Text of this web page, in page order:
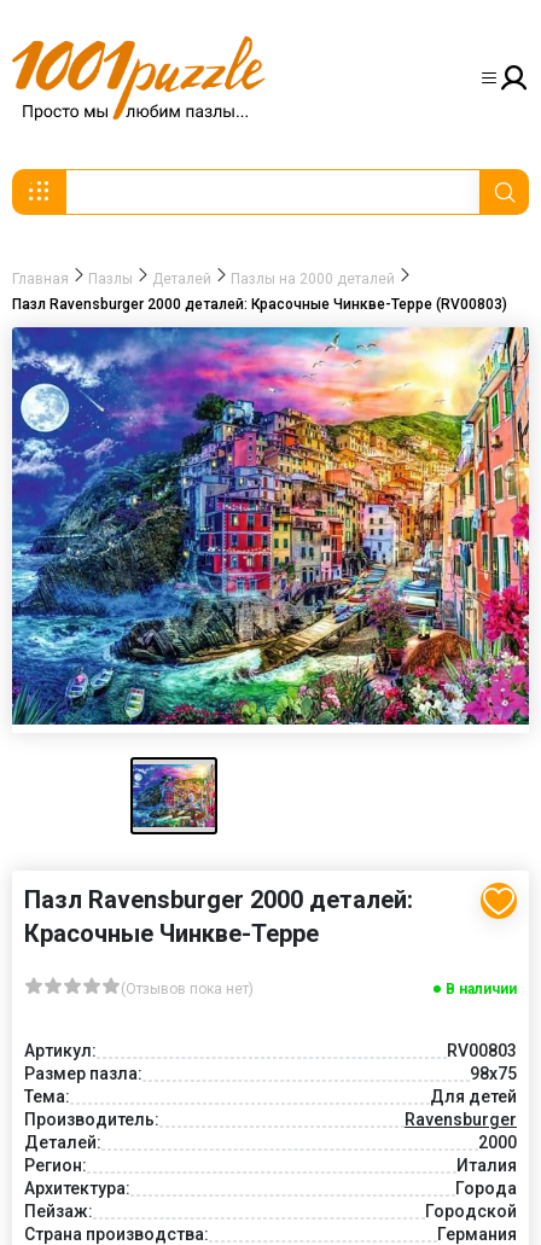
Главная Пазлы Деталей
Пазлы на 2000 деталей
Пазл Ravensburger 2000 деталей: Красочные Чинкве-Терре (RV00803)
Пазл Ravensburger 2000 деталей:
Красочные Чинкве-Терре
(Отзывов пока нет) В наличии
Артикул:
RV00803
Размер пазла:
98x75
Тема:
Для детей
Производитель:
Ravensburger
Деталей:
2000
Регион:
Италия
Архитектура:
Города
Пейзаж:
Городской
Страна производства:
Германия